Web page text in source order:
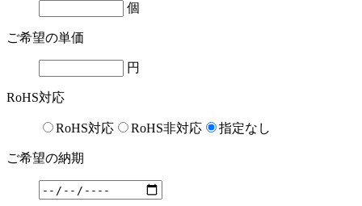
個
ご希望の単価
円
RoHS対応
RoHS対応 RoHS非対応 指定なし
ご希望の納期